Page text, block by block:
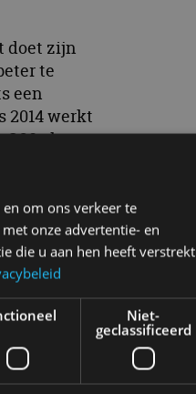
doet zijn
te
een
2014 werkt
als
dat
komt
12 jaar
om ons verkeer te
onze advertentie- en
die u aan hen heeft verstrekt
Niet-
geclassificeerd